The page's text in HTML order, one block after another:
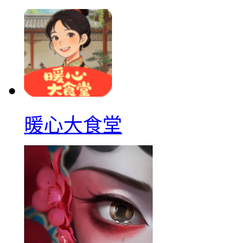
暖心大食堂